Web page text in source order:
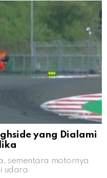
yang Dialami
sementara motornya
udara.